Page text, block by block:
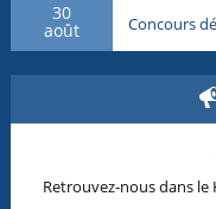
30
août Concours
Retrouvez-nous dans le